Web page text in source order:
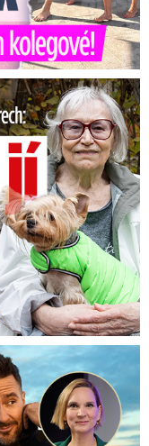
Udusil se jí pejsek!